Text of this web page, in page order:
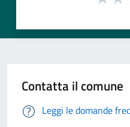
Contatta il comune
Leggi le domande